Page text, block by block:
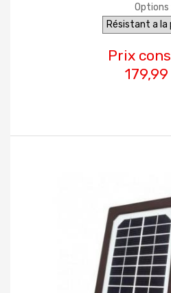
Options
Prix